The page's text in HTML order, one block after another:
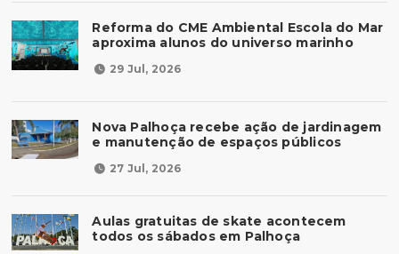
Reforma do CME Ambiental Escola do Mar
aproxima alunos do universo marinho
29 Jul, 2026
Nova Palhoça recebe ação de jardinagem
e manutenção de espaços públicos
27 Jul, 2026
Aulas gratuitas de skate acontecem
todos os sábados em Palhoça